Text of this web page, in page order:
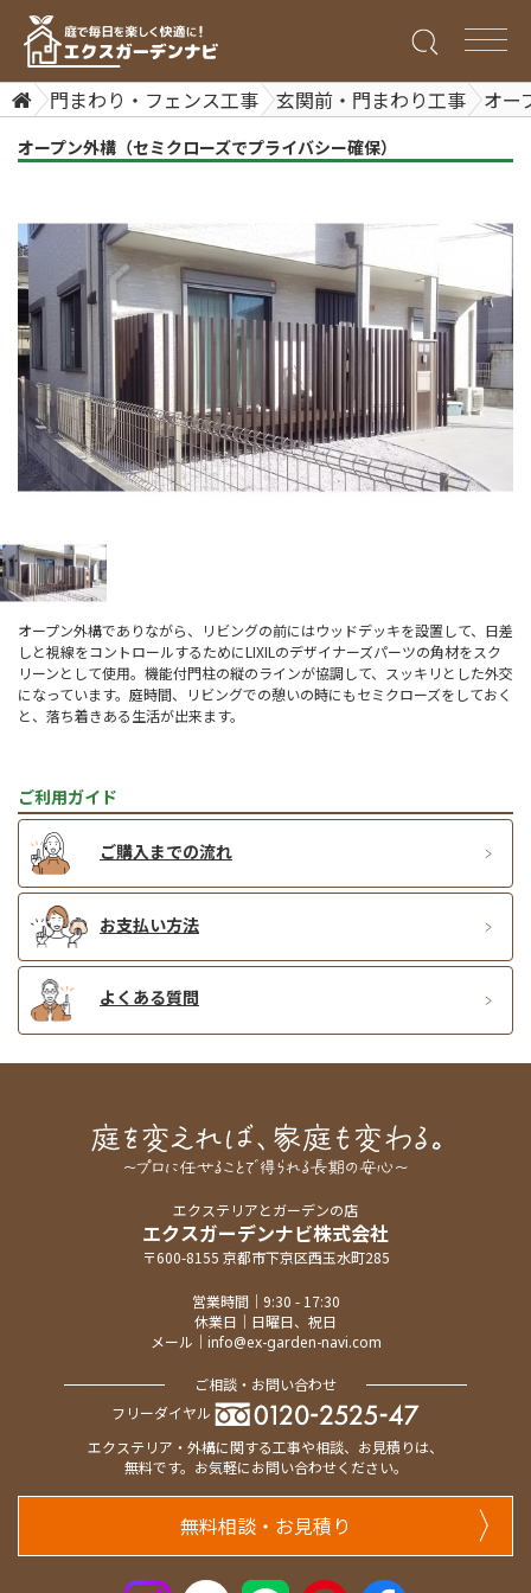
門まわり・フェンス工事 玄関前・門まわり工事 オー
オープン外構（セミクローズでプライバシー確保）
オープン外構でありながら、リビングの前にはウッドデッキを設置して、日差
しと視線をコントロールするためにLIXILのデザイナーズパーツの角材をスク
リーンとして使用。機能付門柱の縦のラインが協調して、スッキリとした外交
になっています。庭時間、リビングでの憩いの時にもセミクローズをしておく
と、落ち着きある生活が出来ます。
ご利用ガイド
ご購入までの流れ
お支払い方法
よくある質問
エクステリアとガーデンの店
エクスガーデンナビ株式会社
〒600-8155 京都市下京区西玉水町285
営業時間｜9:30 - 17:30
休業日｜日曜日、祝日
メール｜ info@ex-garden-navi.com
ご相談・お問い合わせ
フリーダイヤル
エクステリア・外構に関する工事や相談、お見積りは、
無料です。お気軽にお問い合わせください。
無料相談・お見積り